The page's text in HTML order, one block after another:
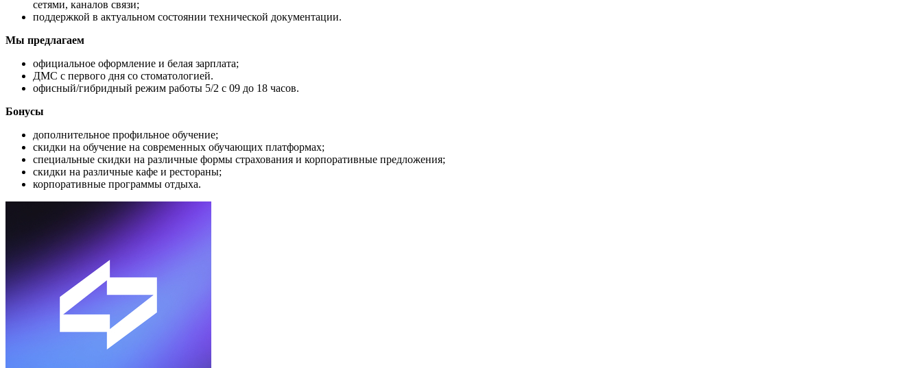
сетями, каналов связи;
поддержкой в актуальном состоянии технической документации.
Мы предлагаем
официальное оформление и белая зарплата;
ДМС с первого дня со стоматологией.
офисный/гибридный режим работы 5/2 с 09 до 18 часов.
Бонусы
дополнительное профильное обучение;
скидки на обучение на современных обучающих платформах;
специальные скидки на различные формы страхования и корпоративные предложения;
скидки на различные кафе и рестораны;
корпоративные программы отдыха.